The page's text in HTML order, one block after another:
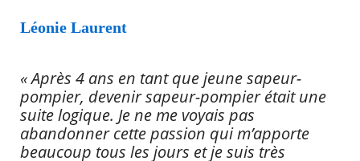
Léonie Laurent
« Après 4 ans en tant que jeune sapeur-
pompier, devenir sapeur-pompier était une
suite logique. Je ne me voyais pas
abandonner cette passion qui m’apporte
beaucoup tous les jours et je suis très